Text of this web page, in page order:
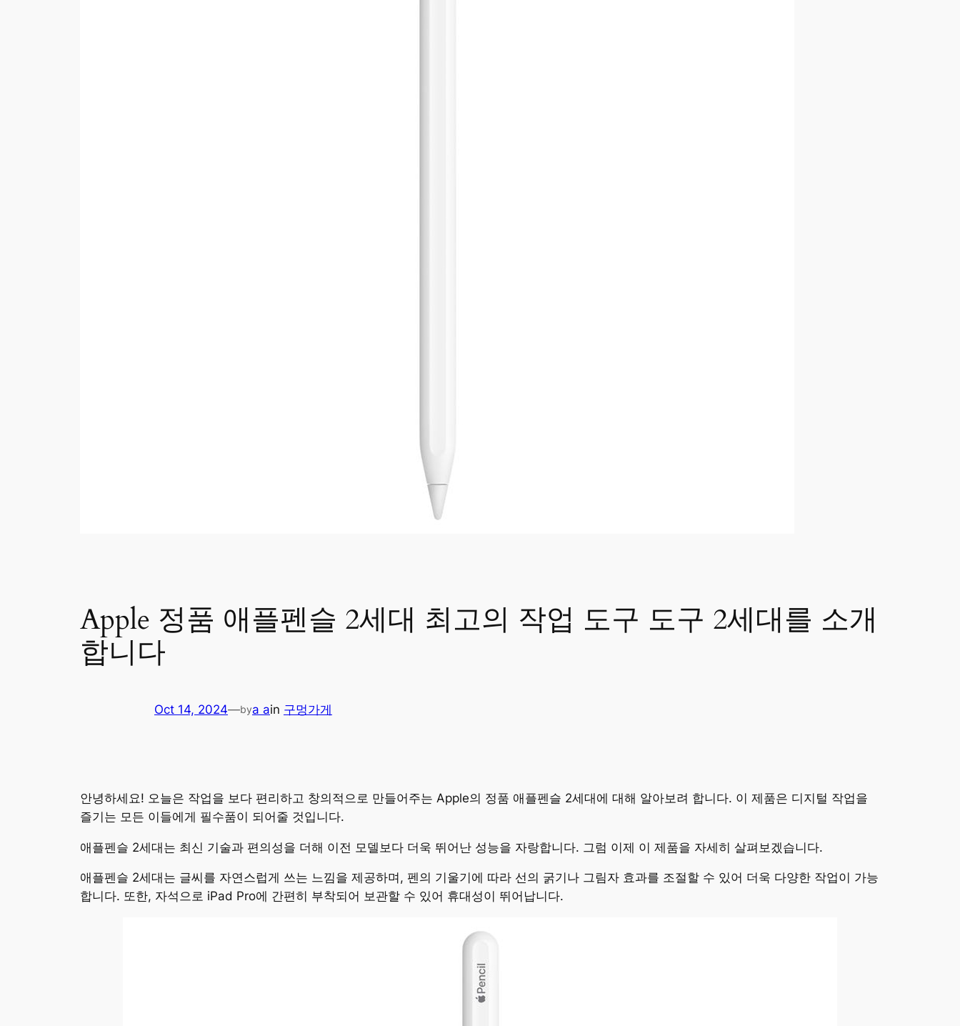
Apple 정품 애플펜슬 2세대 최고의 작업 도구 도구 2세대를 소개
합니다
Oct 14, 2024—bya ain 구멍가게
안녕하세요! 오늘은 작업을 보다 편리하고 창의적으로 만들어주는 Apple의 정품 애플펜슬 2세대에 대해 알아보려 합니다. 이 제품은 디지털 작업을
즐기는 모든 이들에게 필수품이 되어줄 것입니다.
애플펜슬 2세대는 최신 기술과 편의성을 더해 이전 모델보다 더욱 뛰어난 성능을 자랑합니다. 그럼 이제 이 제품을 자세히 살펴보겠습니다.
애플펜슬 2세대는 글씨를 자연스럽게 쓰는 느낌을 제공하며, 펜의 기울기에 따라 선의 굵기나 그림자 효과를 조절할 수 있어 더욱 다양한 작업이 가능
합니다. 또한, 자석으로 iPad Pro에 간편히 부착되어 보관할 수 있어 휴대성이 뛰어납니다.